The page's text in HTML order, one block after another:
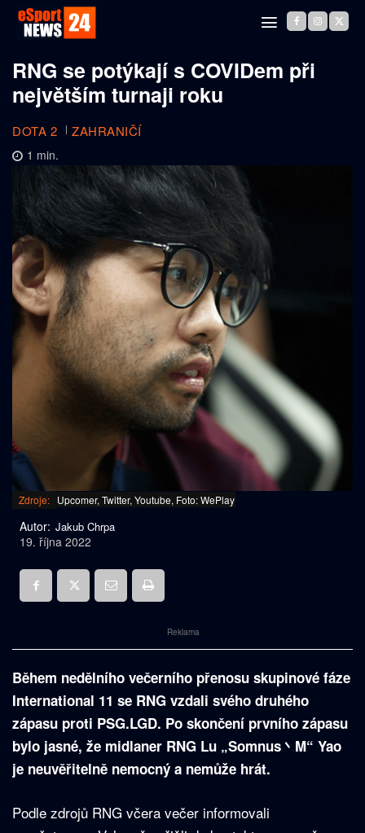
RNG se potýkají s COVIDem při
největším turnaji roku
DOTA 2 ZAHRANIČÍ
1 min.
Zdroje: Upcomer, Twitter, Youtube, Foto: WePlay
Autor: Jakub Chrpa
19. října 2022
Reklama
Během nedělního večerního přenosu skupinové fáze
International 11 se RNG vzdali svého druhého
zápasu proti PSG.LGD. Po skončení prvního zápasu
bylo jasné, že midlaner RNG Lu „Somnus丶 M“ Yao
je neuvěřitelně nemocný a nemůže hrát.
Podle zdrojů RNG včera večer informovali